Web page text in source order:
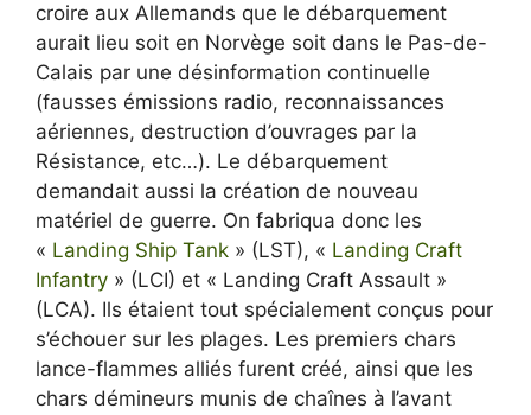
croire aux Allemands que le débarquement
aurait lieu soit en Norvège soit dans le Pas-de-
Calais par une désinformation continuelle
(fausses émissions radio, reconnaissances
aériennes, destruction d’ouvrages par la
Résistance, etc…). Le débarquement
demandait aussi la création de nouveau
matériel de guerre. On fabriqua donc les
« Landing Ship Tank » (LST), « Landing Craft
Infantry » (LCI) et « Landing Craft Assault »
(LCA). Ils étaient tout spécialement conçus pour
s’échouer sur les plages. Les premiers chars
lance-flammes alliés furent créé, ainsi que les
chars démineurs munis de chaînes à l’avant